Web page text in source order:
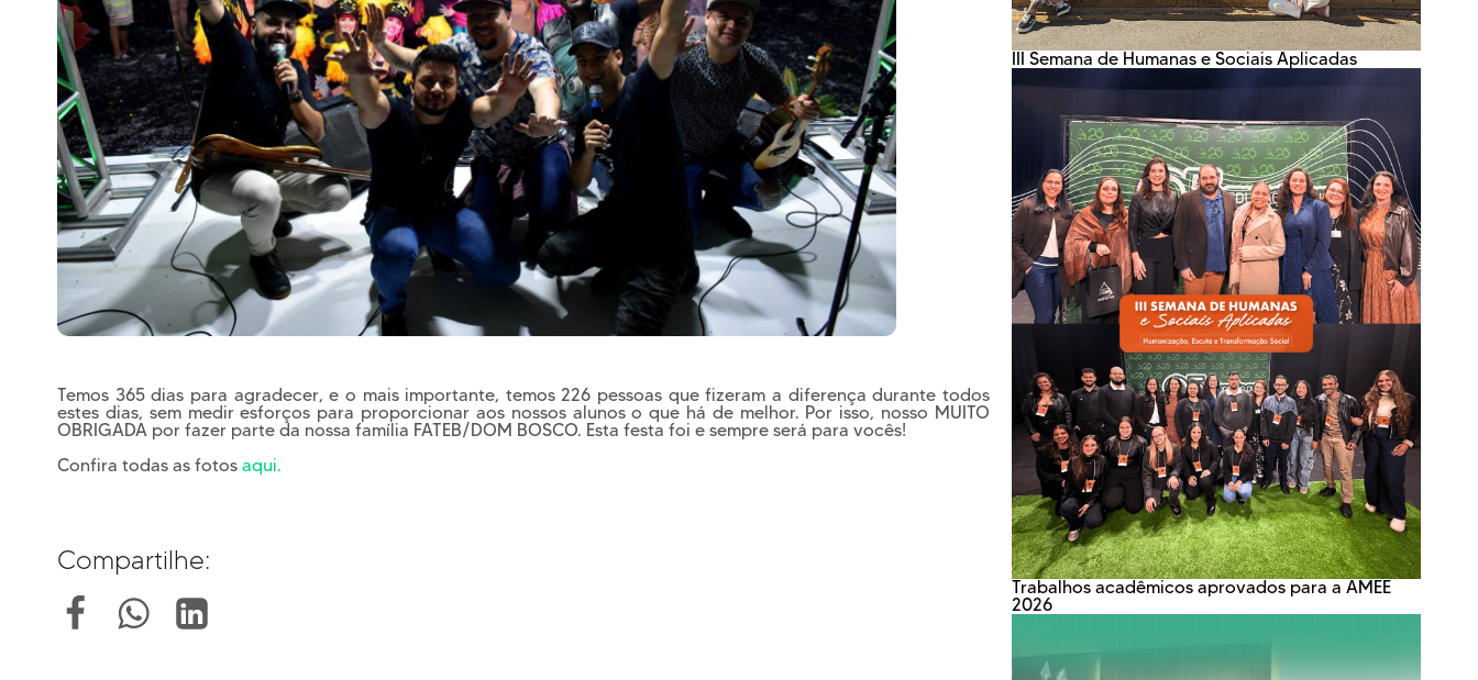
Temos 365 dias para agradecer, e o mais importante, temos 226 pessoas que fizeram a diferença durante todos
estes dias, sem medir esforços para proporcionar aos nossos alunos o que há de melhor. Por isso, nosso MUITO
OBRIGADA por fazer parte da nossa família FATEB/DOM BOSCO. Esta festa foi e sempre será para vocês!
Confira todas as fotos aqui.
Compartilhe:
III Semana de Humanas e Sociais Aplicadas
Trabalhos acadêmicos aprovados para a AMEE
2026